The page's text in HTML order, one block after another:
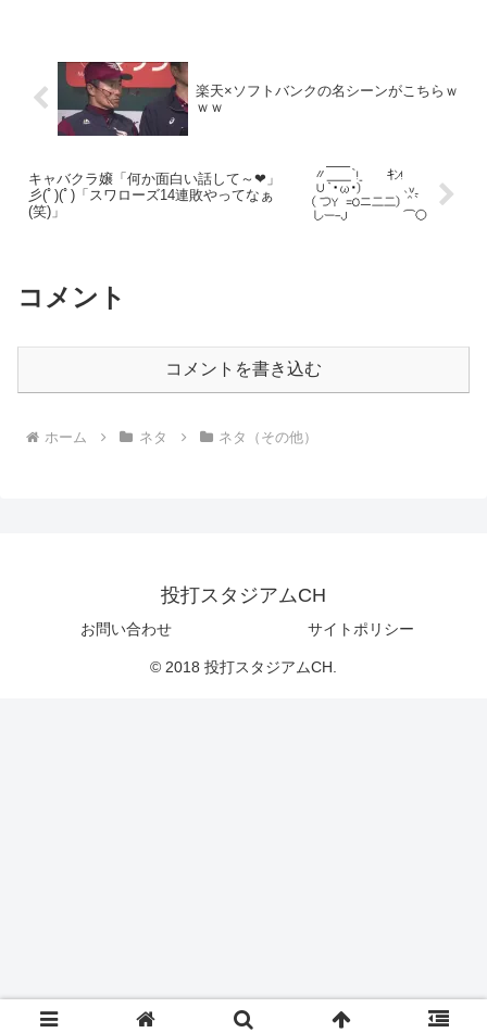
楽天×ソフトバンクの名シーンがこちらｗ
ｗｗ
キャバクラ嬢「何か面白い話して～❤」
彡(ﾟ)(ﾟ)「スワローズ14連敗やってなぁ
(笑)」
コメント
コメントを書き込む
ホーム ネタ ネタ（その他）
投打スタジアムCH
お問い合わせ サイトポリシー
© 2018 投打スタジアムCH.